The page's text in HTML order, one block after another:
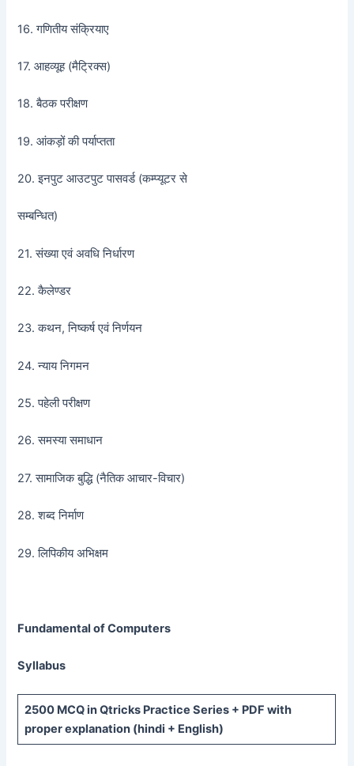
16. गणितीय संक्रियाए
17. आहव्यूह (मैट्रिक्स)
18. बैठक परीक्षण
19. आंकड़ों की पर्याप्तता
20. इनपुट आउटपुट पासवर्ड (कम्प्यूटर से
सम्बन्धित)
21. संख्या एवं अवधि निर्धारण
22. कैलेण्डर
23. कथन, निष्कर्ष एवं निर्णयन
24. न्याय निगमन
25. पहेली परीक्षण
26. समस्या समाधान
27. सामाजिक बुद्धि (नैतिक आचार-विचार)
28. शब्द निर्माण
29. लिपिकीय अभिक्षम
Fundamental of Computers
Syllabus
2500 MCQin Qtricks Practice Series + PDF with
proper explanation (hindi + English)